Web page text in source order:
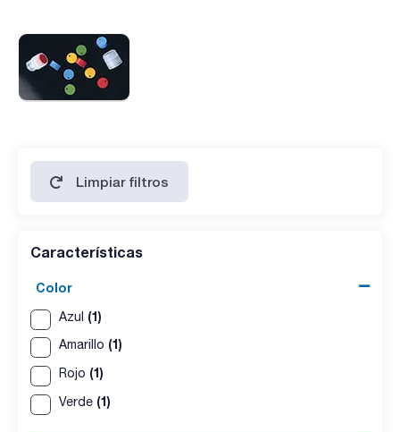
Limpiar filtros
Características
Color
Azul (1)
Amarillo (1)
Rojo (1)
Verde (1)